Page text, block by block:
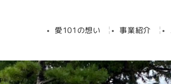
愛101の想い 事業紹介